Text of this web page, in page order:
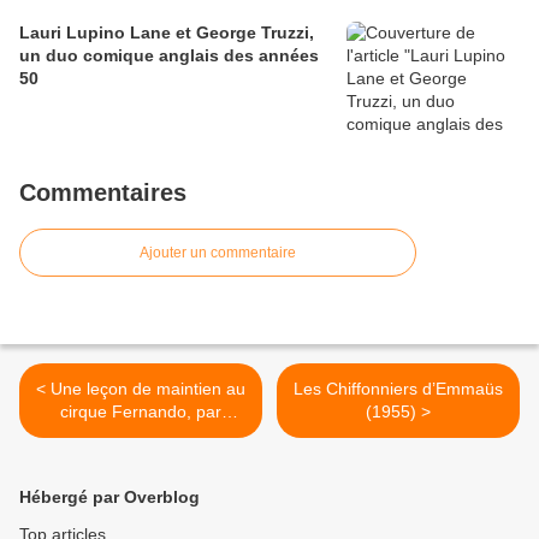
Lauri Lupino Lane et George Truzzi,
un duo comique anglais des années
50
Commentaires
Ajouter un commentaire
< Une leçon de maintien au
cirque Fernando, par
Maurice Blum, (1832-1909),
Les Chiffonniers d’Emmaüs
(1955) >
Hébergé par Overblog
Top articles